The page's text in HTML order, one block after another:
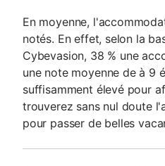
En moyenne,
notés. En effet, selon la
Cybevasion, 38 % une
une note moyenne de à 9
suffisamment élevé pour
trouverez sans nul doute
pour passer de belles